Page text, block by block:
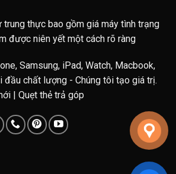
trung thực bao gồm giá máy tình trạng
được niên yết một cách rõ ràng
Samsung, iPad, Watch, Macbook,
đầu chất lượng - Chúng tôi tạo giá trị.
| Quẹt thẻ trả góp